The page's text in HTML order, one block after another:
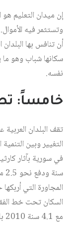
إن ميدان التعليم
وتستثمر فيه
أن تنافس بها
سكانها شباب وهو
نفسه.
خامساً:
تقف البلدان
التغيير وبين
المجاورة التي
مع 4.1 سنة 2010 بالنسبة إلى البلدان العربية ككل